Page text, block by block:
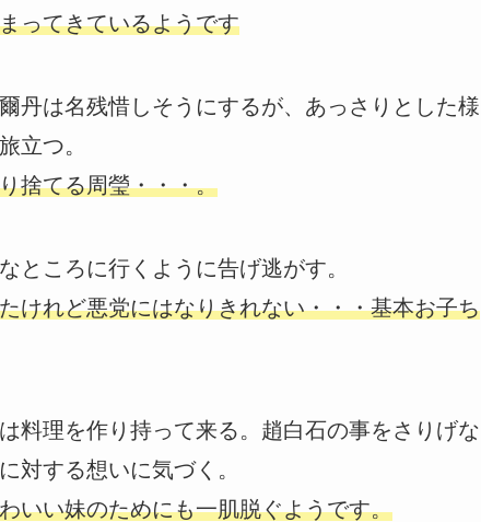
ってきているようです
丹は名残惜しそうにするが、あっさりとした様
立つ。
捨てる周瑩・・・。
ところに行くように告げ逃がす。
けれど悪党にはなりきれない・・・基本お子ち
料理を作り持って来る。趙白石の事をさりげな
対する想いに気づく。
いい妹のためにも一肌脱ぐようです。